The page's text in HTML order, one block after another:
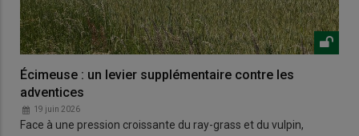
Écimeuse : un levier supplémentaire contre les
adventices
19 juin 2026
Face à une pression croissante du ray-grass et du vulpin,